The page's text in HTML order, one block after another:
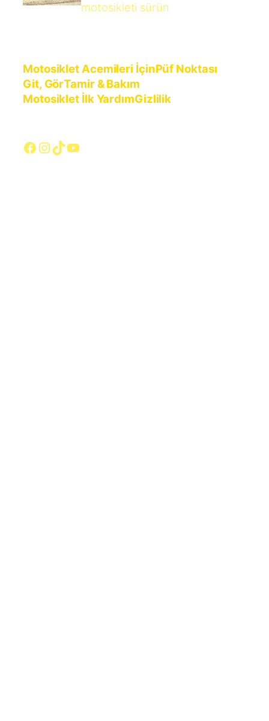
motosikleti sürün
Motosiklet Acemileri İçinPüf Noktası
Git, GörTamir & Bakım
Motosiklet İlk YardımGizlilik
Facebook
Instagram
TikTok
YouTube